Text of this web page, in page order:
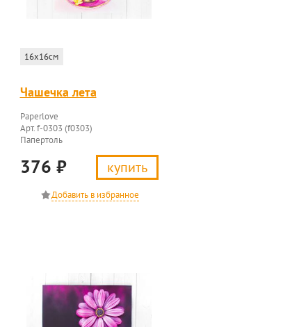
16x16см
Чашечка лета
Paperlove
Арт. f-0303 (f0303)
Папертоль
376 ₽ купить